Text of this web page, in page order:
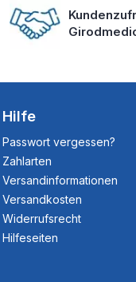
Hilfe
Passwort vergessen?
Zahlarten
Versandinformationen
Versandkosten
Widerrufsrecht
Hilfeseiten